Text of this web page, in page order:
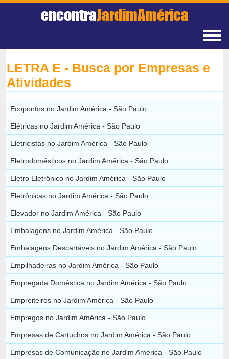
encontraJardimAmérica
LETRA E - Busca por Empresas e
Atividades
Ecopontos no Jardim América - São Paulo
Elétricas no Jardim América - São Paulo
Eletricistas no Jardim América - São Paulo
Eletrodomésticos no Jardim América - São Paulo
Eletro Eletrônico no Jardim América - São Paulo
Eletrônicas no Jardim América - São Paulo
Elevador no Jardim América - São Paulo
Embalagens no Jardim América - São Paulo
Embalagens Descartáveis no Jardim América - São Paulo
Empilhadeiras no Jardim América - São Paulo
Empregada Doméstica no Jardim América - São Paulo
Empreiteiros no Jardim América - São Paulo
Empregos no Jardim América - São Paulo
Empresas de Cartuchos no Jardim América - São Paulo
Empresas de Comunicação no Jardim América - São Paulo